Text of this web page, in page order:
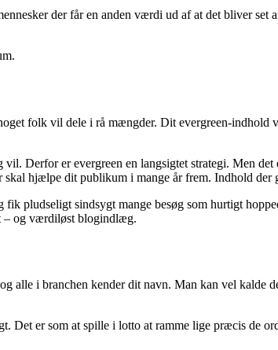
der får en anden værdi ud af at det bliver set
folk vil dele i rå mængder. Dit evergreen-indhold
Derfor er evergreen en langsigtet strategi. Men
hjælpe dit publikum i mange år frem. Indhold der
pludseligt sindsygt mange besøg som hurtigt
– og værdiløst blogindlæg.
i branchen kender dit navn. Man kan vel kalde
er som at spille i lotto at ramme lige præcis de